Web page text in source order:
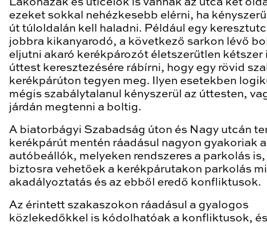
ezeket sokkal nehézkesebb elérni, ha
út túloldalán kell haladni. Például egy
jobbra kikanyarodó, a következő sarkon lévő
eljutni akaró kerékpározót életszerűtlen kétszer
úttest keresztezésére rábírni, hogy egy rövid
kerékpárúton tegyen meg. Ilyen esetekben
mégis szabálytalanul kényszerül az úttesten,
járdán megtenni a boltig.
A biatorbágyi Szabadság úton és Nagy utcán
kerékpárút mentén ráadásul nagyon gyakoriak
autóbeállók, melyeken rendszeres a parkolás
biztosra vehetőek a kerékpárutakon parkolás
akadályoztatás és az ebből eredő konfliktusok.
Az érintett szakaszokon ráadásul a gyalogos
közlekedőkkel is kódolhatóak a konfliktusok,